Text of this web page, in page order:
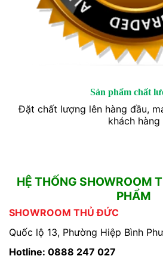
Sản phẩm chất
Đặt chất lượng lên hàng đầu,
khách hàng
HỆ THỐNG SHOWROOM
PHẨM
SHOWROOM THỦ ĐỨC
Quốc lộ 13, Phường Hiệp Bình
Hotline: 0888 247 027